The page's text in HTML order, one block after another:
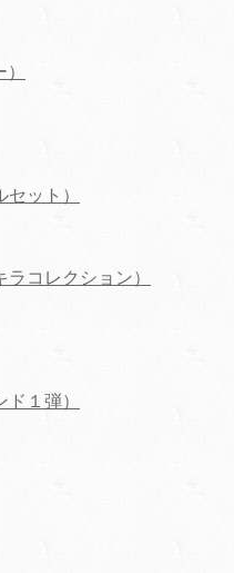
ット）
コレクション）
１弾）